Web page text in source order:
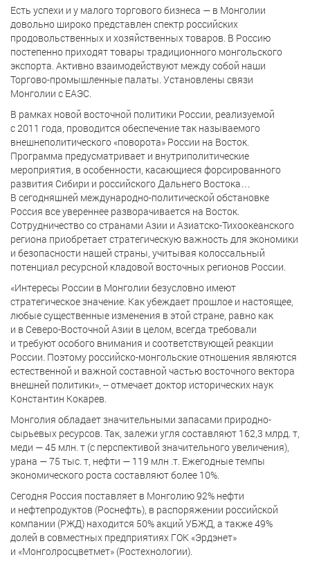
Есть успехи и у малого торгового бизнеса — в Монголии
довольно широко представлен спектр российских
продовольственных и хозяйственных товаров. В Россию
постепенно приходят товары традиционного монгольского
экспорта. Активно взаимодействуют между собой наши
Торгово-промышленные палаты. Установлены связи
Монголии с ЕАЭС.
В рамках новой восточной политики России, реализуемой
с 2011 года, проводится обеспечение так называемого
внешнеполитического «поворота» России на Восток.
Программа предусматривает и внутриполитические
мероприятия, в особенности, касающиеся форсированного
развития Сибири и российского Дальнего Востока…
В сегодняшней международно-политической обстановке
Россия все увереннее разворачивается на Восток.
Сотрудничество со странами Азии и Азиатско-Тихоокеанского
региона приобретает стратегическую важность для экономики
и безопасности нашей страны, учитывая колоссальный
потенциал ресурсной кладовой восточных регионов России.
«Интересы России в Монголии безусловно имеют
стратегическое значение. Как убеждает прошлое и настоящее,
любые существенные изменения в этой стране, равно как
и в Северо-Восточной Азии в целом, всегда требовали
и требуют особого внимания и соответствующей реакции
России. Поэтому российско-монгольские отношения являются
естественной и важной составной частью восточного вектора
внешней политики», -- отмечает доктор исторических наук
Константин Кокарев.
Монголия обладает значительными запасами природно-
сырьевых ресурсов. Так, залежи угля составляют 162,3 млрд. т,
меди — 45 млн. т (с перспективой значительного увеличения),
урана — 75 тыс. т, нефти — 119 млн .т. Ежегодные темпы
экономического роста составляют более 10%.
Сегодня Россия поставляет в Монголию 92% нефти
и нефтепродуктов (Роснефть), в распоряжении российской
компании (РЖД) находится 50% акций УБЖД, а также 49%
долей в совместных предприятиях ГОК «Эрдэнет»
и «Монголросцветмет» (Ростехнологии).